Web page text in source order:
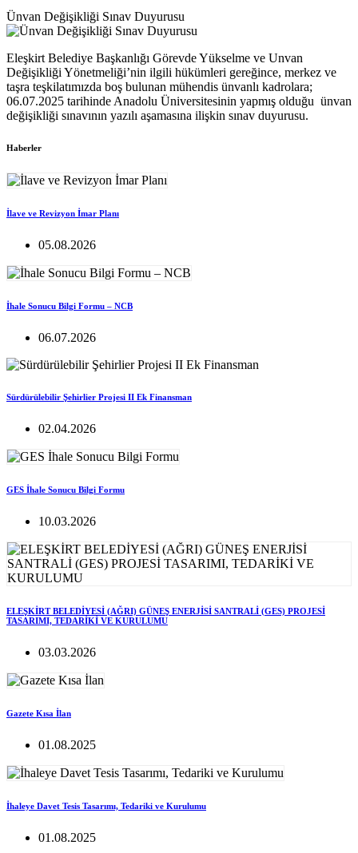
Ünvan Değişikliği Sınav Duyurusu
Eleşkirt Belediye Başkanlığı Görevde Yükselme ve Unvan
Değişikliği Yönetmeliği’nin ilgili hükümleri gereğince, merkez ve
taşra teşkilatımızda boş bulunan mühendis ünvanlı kadrolara;
06.07.2025 tarihinde Anadolu Üniversitesinin yapmış olduğu ünvan
değişikliği sınavının yazılı aşamasına ilişkin sınav duyurusu.
Haberler
İlave ve Revizyon İmar Planı
05.08.2026
İhale Sonucu Bilgi Formu – NCB
06.07.2026
Sürdürülebilir Şehirlier Projesi II Ek Finansman
02.04.2026
GES İhale Sonucu Bilgi Formu
10.03.2026
ELEŞKİRT BELEDİYESİ (AĞRI) GÜNEŞ ENERJİSİ SANTRALİ (GES) PROJESİ
TASARIMI, TEDARİKİ VE KURULUMU
03.03.2026
Gazete Kısa İlan
01.08.2025
İhaleye Davet Tesis Tasarımı, Tedariki ve Kurulumu
01.08.2025